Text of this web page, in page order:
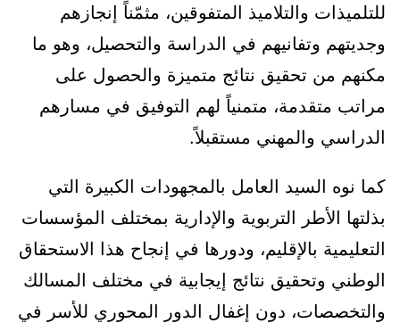
للتلميذات والتلاميذ المتفوقين، مثمّناً إنجازهم
وجديتهم وتفانيهم في الدراسة والتحصيل، وهو ما
مكنهم من تحقيق نتائج متميزة والحصول على
مراتب متقدمة، متمنياً لهم التوفيق في مسارهم
الدراسي والمهني مستقبلاً.
كما نوه السيد العامل بالمجهودات الكبيرة التي
بذلتها الأطر التربوية والإدارية بمختلف المؤسسات
التعليمية بالإقليم، ودورها في إنجاح هذا الاستحقاق
الوطني وتحقيق نتائج إيجابية في مختلف المسالك
والتخصصات، دون إغفال الدور المحوري للأسر في